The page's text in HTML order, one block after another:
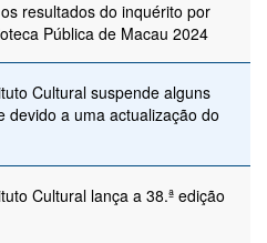
resultados do inquérito por
Pública de Macau 2024
Cultural suspende alguns
devido a uma actualização do
Cultural lança a 38.ª edição